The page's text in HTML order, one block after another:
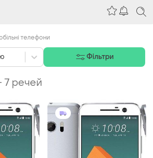
7 речей
Фільтри
телефони